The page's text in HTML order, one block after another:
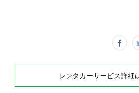
レンタカーサービス詳細